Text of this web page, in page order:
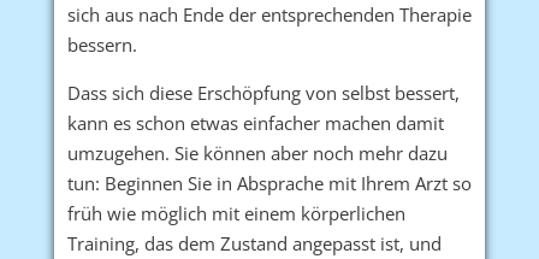
sich aus nach Ende der entsprechenden Therapie
bessern.
Dass sich diese Erschöpfung von selbst bessert,
kann es schon etwas einfacher machen damit
umzugehen. Sie können aber noch mehr dazu
tun: Beginnen Sie in Absprache mit Ihrem Arzt so
früh wie möglich mit einem körperlichen
Training, das dem Zustand angepasst ist, und